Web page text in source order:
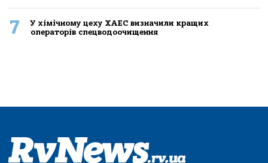
7
У хімічному цеху ХАЕС визначили кращих
операторів спецводоочищення